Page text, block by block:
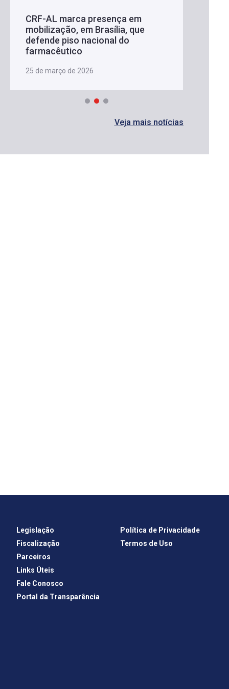
CRF-AL marca presença em
mobilização, em Brasília, que
defende piso nacional do
farmacêutico
25 de março de 2026
Veja mais notícias
Legislação
Fiscalização
Parceiros
Links Úteis
Fale Conosco
Portal da Transparência
Política de Privacidade
Termos de Uso